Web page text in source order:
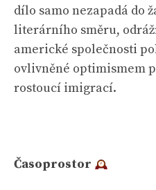
dílo samo nezapadá do
literárního směru,
americké společnosti
ovlivněné optimismem
rostoucí imigrací.
Časoprostor